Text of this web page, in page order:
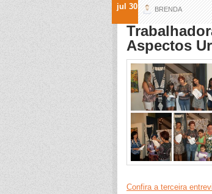
jul 30 BRENDA
Aspectos
Confira a terceira